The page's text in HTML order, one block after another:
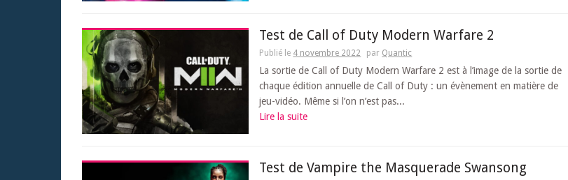
Test de Call of Duty Modern Warfare 2
Publié le 4 novembre 2022 par Quantic
La sortie de Call of Duty Modern Warfare 2 est à l’image de la sortie de
chaque édition annuelle de Call of Duty : un évènement en matière de
jeu-vidéo. Même si l’on n’est pas...
Lire la suite
Test de Vampire the Masquerade Swansong